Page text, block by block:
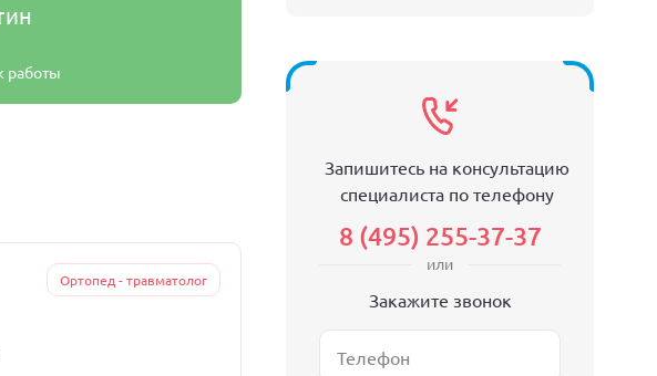
работы
Ортопед - травматолог
Запишитесь на консультацию
специалиста по телефону
8 (495) 255-37-37
или
Закажите звонок